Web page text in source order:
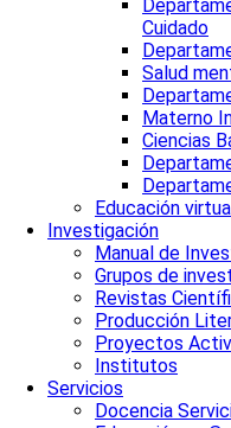
Cuidado
Salud
Materno
Ciencias
Educación
Investigación
Manual de
Grupos de
Revistas
Producción
Proyectos
Institutos
Servicios
Docencia